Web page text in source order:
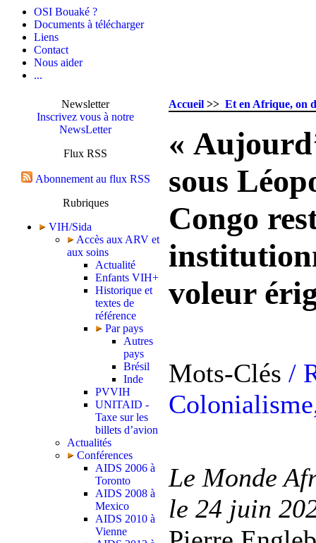
OSI Bouaké ?
Documents à télécharger
Liens
Contact
Nous aider
...
Newsletter
Inscrivez vous à notre
NewsLetter
Flux RSS
Abonnement au flux RSS
Rubriques
VIH/Sida
Accès aux ARV et
aux soins
Actualité
Enfants VIH+
Historique et
textes de
référence
Par pays
Autres
pays
Brésil
Inde
PVVIH
UNITAID -
Taxe sur les
billets d’avion
Actualités
Conférences
AIDS 2006 à
Toronto
AIDS 2008 à
Mexico
AIDS 2010 à
Vienne
Accueil >> Et en Afrique, on
«
sous
Congo
voleur
Mots-Clés /
Le Monde
le 24 juin